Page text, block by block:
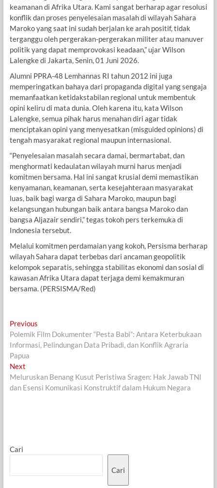
keamanan di Afrika Utara. Kami sangat berharap agar resolusi
konflik dan proses penyelesaian masalah di wilayah Sahara
Maroko yang saat ini sudah berjalan ke arah positif, tidak
terganggu oleh pergerakan-pergerakan militer atau manuver
politik yang dapat memprovokasi keadaan,” ujar Wilson
Lalengke di Jakarta, Senin, 01 Juni 2026.
Alumni PPRA-48 Lemhannas RI tahun 2012 ini juga
memperingatkan bahaya dari propaganda digital yang sengaja
memanfaatkan ketidakstabilan regional untuk membentuk
opini keliru di mata dunia. Oleh karena itu, kata Wilson
Lalengke, semua pihak harus menahan diri agar tidak
menciptakan opini yang menyesatkan (misguided opinions) di
tengah masyarakat regional maupun internasional.
“Penyelesaian masalah secara damai, bermartabat, dan
menghormati kedaulatan wilayah murni harus menjadi
komitmen bersama. Hal ini sangat krusial demi memastikan
kenyamanan, keamanan, serta kesejahteraan masyarakat
luas, baik bagi warga di Sahara Maroko, maupun bagi
kelangsungan hubungan baik antara bangsa Maroko dan
bangsa Aljazair sendiri,” tegas tokoh pers terkemuka di
Indonesia tersebut.
Melalui komitmen perdamaian yang kokoh, Persisma berharap
wilayah Sahara dapat terbebas dari ancaman geopolitik
kelompok separatis, sehingga stabilitas ekonomi dan sosial di
kawasan Afrika Utara dapat terjaga demi kemakmuran
bersama. (PERSISMA/Red)
Navigasi
pos
PreviousPrevious
post:
Polemik Film Dokumenter “Pesta Babi”: Antara Keterbukaan
Informasi, Pelindungan Data Pribadi, dan Konflik Agraria
Papua
NextNext
post:
Meluruskan Benang Kusut Peristiwa Sragen: Hak Jawab TNI
dan Esensi Komunikasi Konstruktif dalam Hukum Negara
Cari
Cari